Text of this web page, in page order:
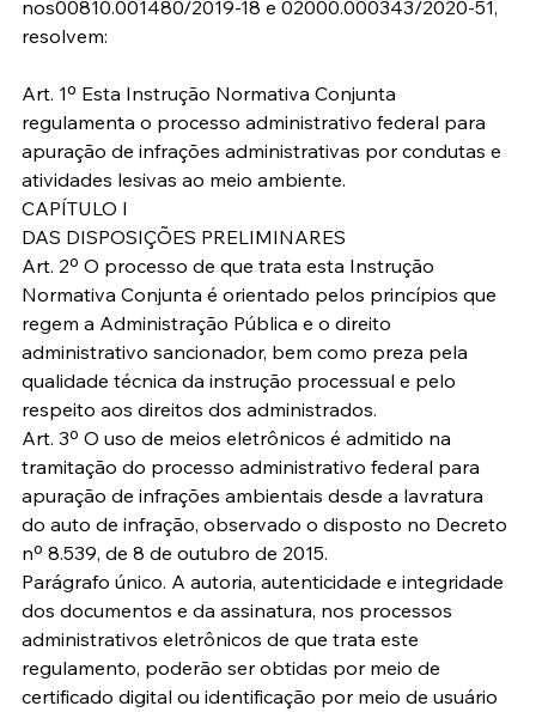
nos00810.001480/2019-18 e 02000.000343/2020-51,
resolvem:
Art. 1º Esta Instrução Normativa Conjunta
regulamenta o processo administrativo federal para
apuração de infrações administrativas por condutas e
atividades lesivas ao meio ambiente.
CAPÍTULO I
DAS DISPOSIÇÕES PRELIMINARES
Art. 2º O processo de que trata esta Instrução
Normativa Conjunta é orientado pelos princípios que
regem a Administração Pública e o direito
administrativo sancionador, bem como preza pela
qualidade técnica da instrução processual e pelo
respeito aos direitos dos administrados.
Art. 3º O uso de meios eletrônicos é admitido na
tramitação do processo administrativo federal para
apuração de infrações ambientais desde a lavratura
do auto de infração, observado o disposto no Decreto
nº 8.539, de 8 de outubro de 2015.
Parágrafo único. A autoria, autenticidade e integridade
dos documentos e da assinatura, nos processos
administrativos eletrônicos de que trata este
regulamento, poderão ser obtidas por meio de
certificado digital ou identificação por meio de usuário